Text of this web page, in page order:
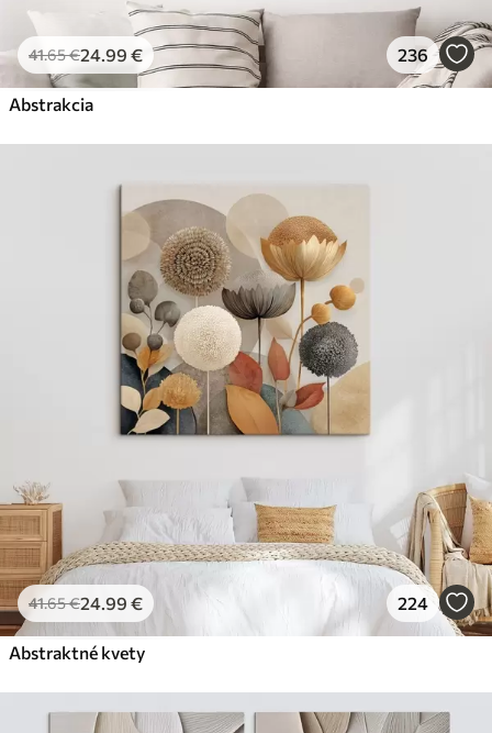
Eko-Premium
Od 36.00€
✓Žiarivé a sýte farby
✓Odolné voči vyblednutiu
Ekologický materiál
41.65€24.99 € 236
Abstrakcia
41.65€24.99 € 224
Abstraktné kvety